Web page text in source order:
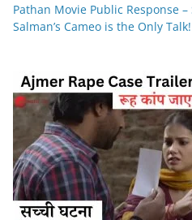
Pathan Movie Public Response –
Salman’s Cameo is the Only Talk!